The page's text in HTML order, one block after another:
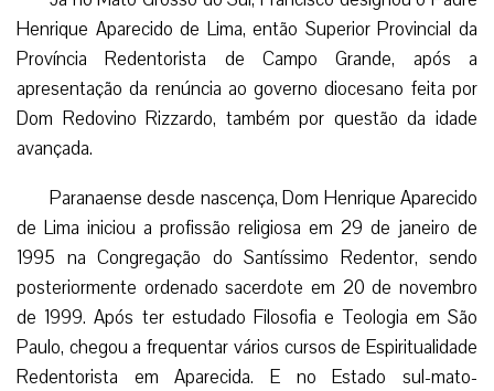
Henrique Aparecido de Lima, então Superior Provincial da
Província Redentorista de Campo Grande, após a
apresentação da renúncia ao governo diocesano feita por
Dom Redovino Rizzardo, também por questão da idade
avançada.
Paranaense desde nascença, Dom Henrique Aparecido
de Lima iniciou a profissão religiosa em 29 de janeiro de
1995 na Congregação do Santíssimo Redentor, sendo
posteriormente ordenado sacerdote em 20 de novembro
de 1999. Após ter estudado Filosofia e Teologia em São
Paulo, chegou a frequentar vários cursos de Espiritualidade
Redentorista em Aparecida. E no Estado sul-mato-